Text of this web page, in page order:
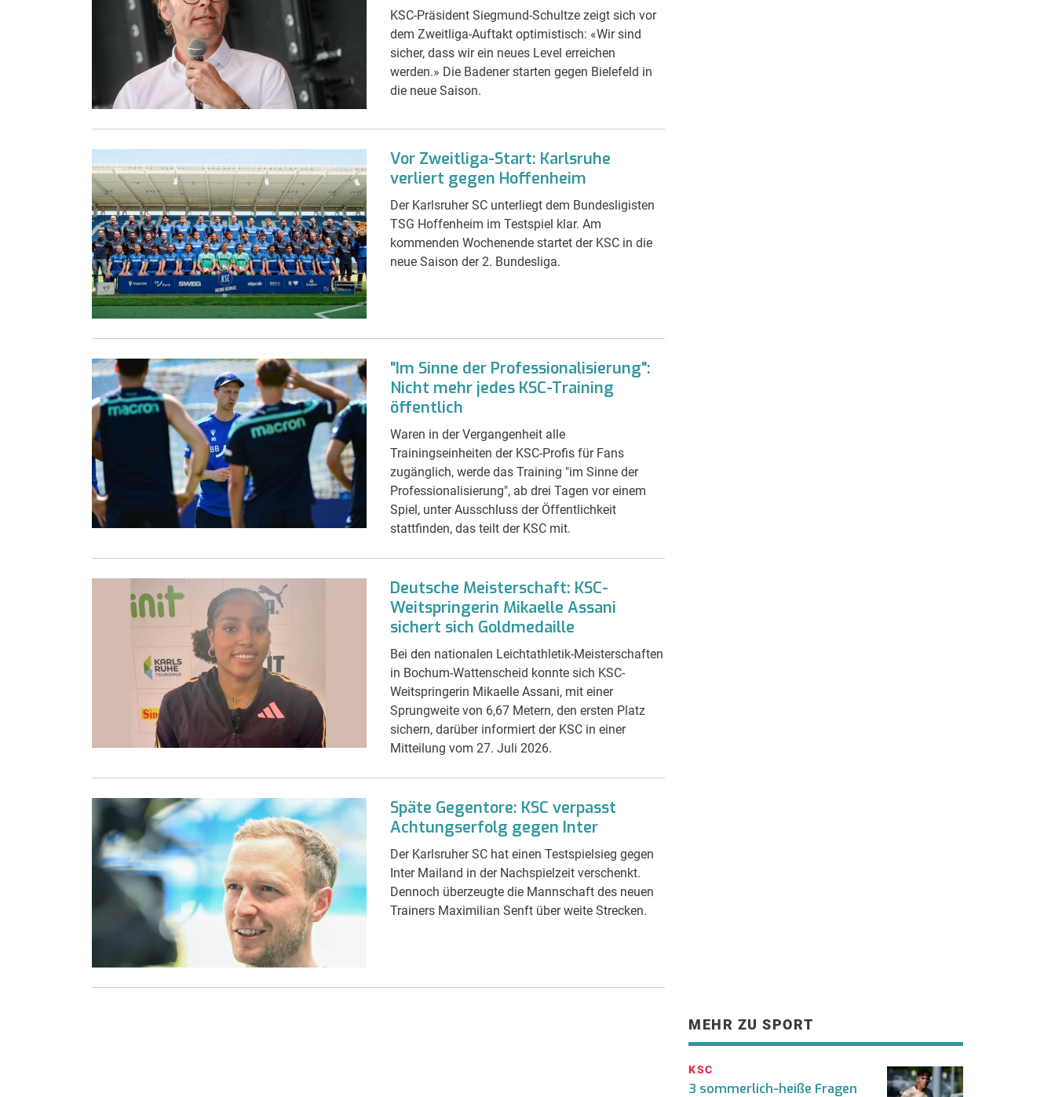
KSC-Präsident Siegmund-Schultze zeigt sich vor
dem Zweitliga-Auftakt optimistisch: «Wir sind
sicher, dass wir ein neues Level erreichen
werden.» Die Badener starten gegen Bielefeld in
die neue Saison.
Vor Zweitliga-Start: Karlsruhe
verliert gegen Hoffenheim
Der Karlsruher SC unterliegt dem Bundesligisten
TSG Hoffenheim im Testspiel klar. Am
kommenden Wochenende startet der KSC in die
neue Saison der 2. Bundesliga.
"Im Sinne der Professionalisierung":
Nicht mehr jedes KSC-Training
öffentlich
Waren in der Vergangenheit alle
Trainingseinheiten der KSC-Profis für Fans
zugänglich, werde das Training "im Sinne der
Professionalisierung", ab drei Tagen vor einem
Spiel, unter Ausschluss der Öffentlichkeit
stattfinden, das teilt der KSC mit.
Deutsche Meisterschaft: KSC-
Weitspringerin Mikaelle Assani
sichert sich Goldmedaille
Bei den nationalen Leichtathletik-Meisterschaften
in Bochum-Wattenscheid konnte sich KSC-
Weitspringerin Mikaelle Assani, mit einer
Sprungweite von 6,67 Metern, den ersten Platz
sichern, darüber informiert der KSC in einer
Mitteilung vom 27. Juli 2026.
Späte Gegentore: KSC verpasst
Achtungserfolg gegen Inter
Der Karlsruher SC hat einen Testspielsieg gegen
Inter Mailand in der Nachspielzeit verschenkt.
Dennoch überzeugte die Mannschaft des neuen
Trainers Maximilian Senft über weite Strecken.
MEHR ZU SPORT
KSC
3 sommerlich-heiße Fragen